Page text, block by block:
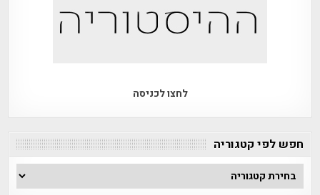
לחצו לכניסה
חפש לפי קטגוריה
חפש
לפי